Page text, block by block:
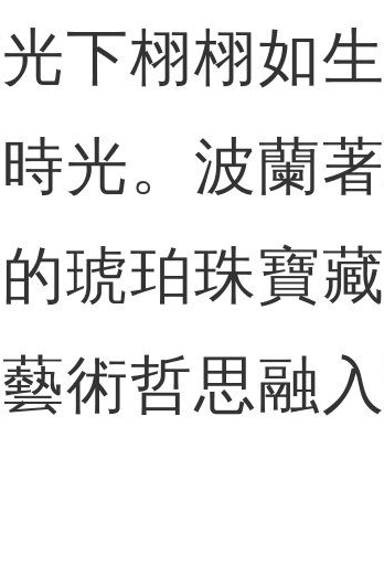
下栩栩如
光。波蘭
琥珀珠寶
術哲思融